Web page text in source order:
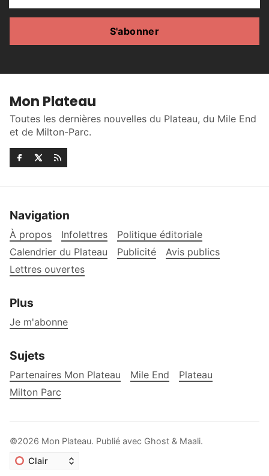
S'abonner
Mon Plateau
Toutes les dernières nouvelles du Plateau, du Mile End
et de Milton-Parc.
Navigation
À propos Infolettres
Politique éditoriale
Calendrier du Plateau
Publicité
Avis publics
Lettres ouvertes
Plus
Je m'abonne
Sujets
Partenaires Mon Plateau Mile End
Plateau
Milton Parc
©2026 Mon Plateau. Publié avec Ghost & Maali.